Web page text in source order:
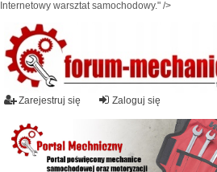
Internetowy warsztat samochodowy." />
Zaloguj się
Zarejestruj się